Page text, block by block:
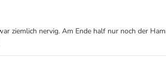
ziemlich nervig. Am Ende half nur noch der